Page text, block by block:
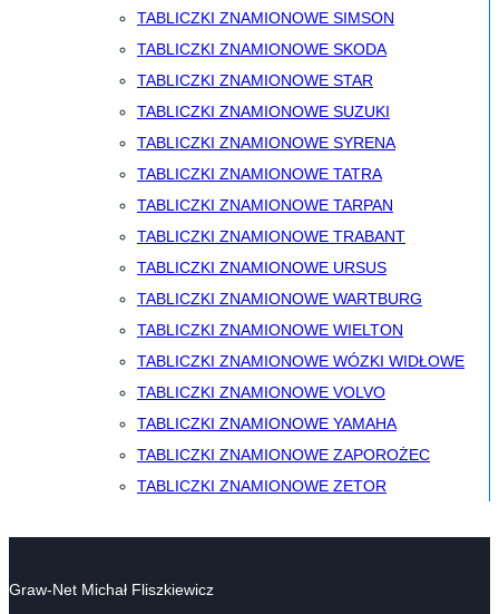
TABLICZKI ZNAMIONOWE SIMSON
TABLICZKI ZNAMIONOWE SKODA
TABLICZKI ZNAMIONOWE STAR
TABLICZKI ZNAMIONOWE SUZUKI
TABLICZKI ZNAMIONOWE SYRENA
TABLICZKI ZNAMIONOWE TATRA
TABLICZKI ZNAMIONOWE TARPAN
TABLICZKI ZNAMIONOWE TRABANT
TABLICZKI ZNAMIONOWE URSUS
TABLICZKI ZNAMIONOWE WARTBURG
TABLICZKI ZNAMIONOWE WIELTON
TABLICZKI ZNAMIONOWE WÓZKI WIDŁOWE
TABLICZKI ZNAMIONOWE VOLVO
TABLICZKI ZNAMIONOWE YAMAHA
TABLICZKI ZNAMIONOWE ZAPOROŻEC
TABLICZKI ZNAMIONOWE ZETOR
Graw-Net Michał Fliszkiewicz